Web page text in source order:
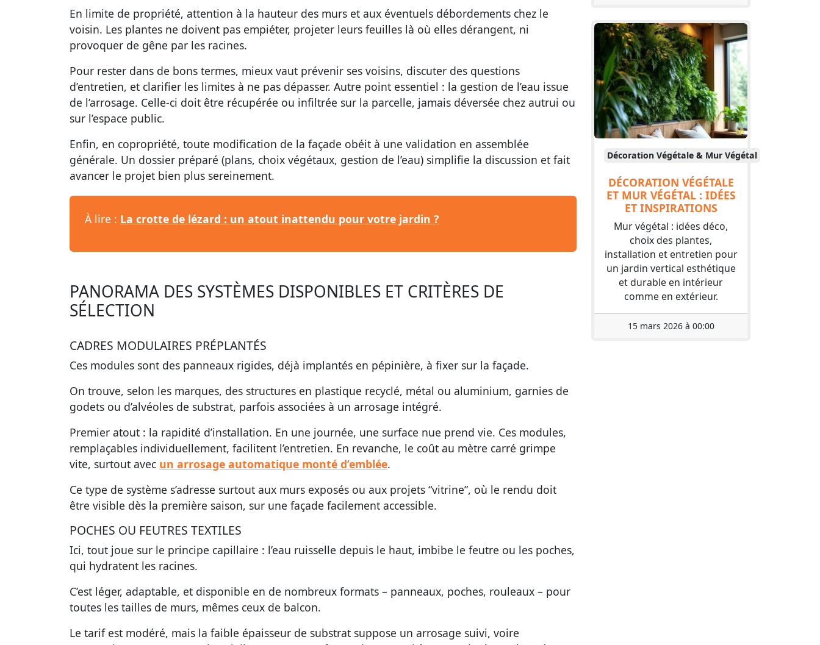
En limite de propriété, attention à la hauteur des murs et aux éventuels débordements chez le
voisin. Les plantes ne doivent pas empiéter, projeter leurs feuilles là où elles dérangent, ni
provoquer de gêne par les racines.
Pour rester dans de bons termes, mieux vaut prévenir ses voisins, discuter des questions
d’entretien, et clarifier les limites à ne pas dépasser. Autre point essentiel : la gestion de l’eau issue
de l’arrosage. Celle-ci doit être récupérée ou infiltrée sur la parcelle, jamais déversée chez autrui ou
sur l’espace public.
Enfin, en copropriété, toute modification de la façade obéit à une validation en assemblée
générale. Un dossier préparé (plans, choix végétaux, gestion de l’eau) simplifie la discussion et fait
avancer le projet bien plus sereinement.
À lire : La crotte de lézard : un atout inattendu pour votre jardin ?
PANORAMA DES SYSTÈMES DISPONIBLES ET CRITÈRES DE
SÉLECTION
CADRES MODULAIRES PRÉPLANTÉS
Ces modules sont des panneaux rigides, déjà implantés en pépinière, à fixer sur la façade.
On trouve, selon les marques, des structures en plastique recyclé, métal ou aluminium, garnies de
godets ou d’alvéoles de substrat, parfois associées à un arrosage intégré.
Premier atout : la rapidité d’installation. En une journée, une surface nue prend vie. Ces modules,
remplaçables individuellement, facilitent l’entretien. En revanche, le coût au mètre carré grimpe
vite, surtout avec un arrosage automatique monté d’emblée.
Ce type de système s’adresse surtout aux murs exposés ou aux projets “vitrine”, où le rendu doit
être visible dès la première saison, sur une façade facilement accessible.
POCHES OU FEUTRES TEXTILES
Ici, tout joue sur le principe capillaire : l’eau ruisselle depuis le haut, imbibe le feutre ou les poches,
qui hydratent les racines.
C’est léger, adaptable, et disponible en de nombreux formats – panneaux, poches, rouleaux – pour
toutes les tailles de murs, mêmes ceux de balcon.
Le tarif est modéré, mais la faible épaisseur de substrat suppose un arrosage suivi, voire
Décoration Végétale & Mur Végétal
DÉCORATION VÉGÉTALE
ET MUR VÉGÉTAL : IDÉES
ET INSPIRATIONS
Mur végétal : idées déco,
choix des plantes,
installation et entretien pour
un jardin vertical esthétique
et durable en intérieur
comme en extérieur.
15 mars 2026 à 00:00